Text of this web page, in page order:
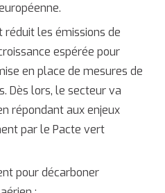
réduit les émissions de
espérée pour
en place de mesures de
Dès lors, le secteur va
répondant aux enjeux
par le Pacte vert
pour décarboner